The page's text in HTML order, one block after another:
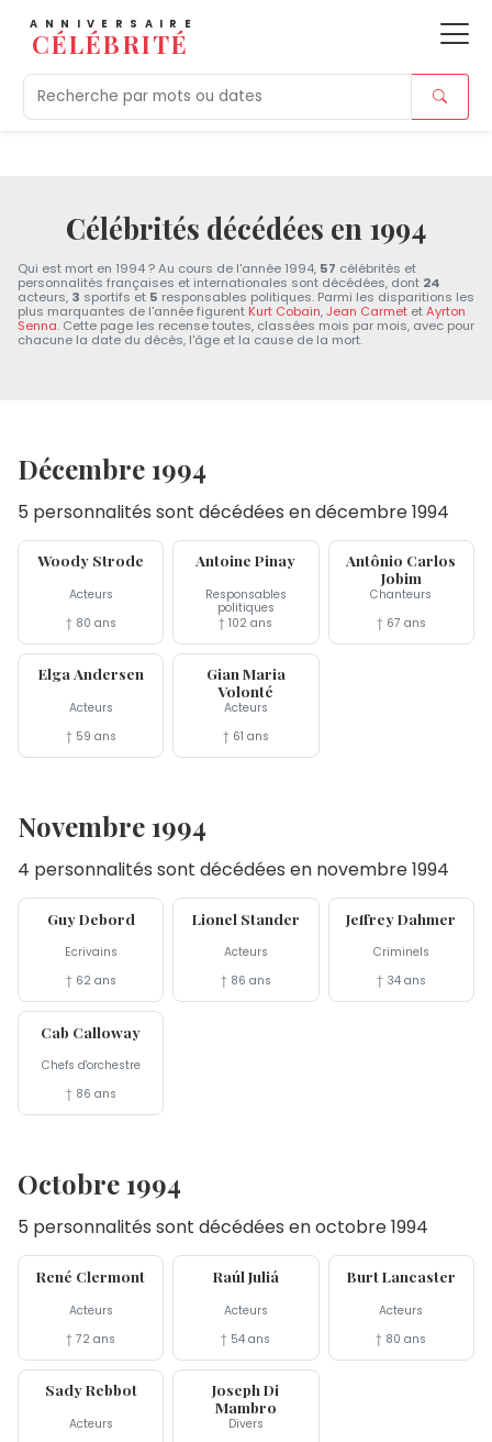
ANNIVERSAIRE
CÉLÉBRITÉ
Aujourd'hui Tendances Morts
Célébrités décédées en 1994
Qui est mort en 1994 ? Au cours de l'année 1994, 57 célébrités et
personnalités françaises et internationales sont décédées, dont 24
acteurs, 3 sportifs et 5 responsables politiques. Parmi les disparitions les
plus marquantes de l'année figurent Kurt Cobain,Jean Carmet etAyrton
Senna. Cette page les recense toutes, classées mois par mois, avec pour
chacune la date du décès, l'âge et la cause de la mort.
Décembre 1994
5 personnalités sont décédées en décembre 1994
31 déc
Woody Strode
Acteurs
† 80 ans
Antoine Pinay
Responsables
politiques
† 102 ans
Antônio Carlos
Jobim
Chanteurs
† 67 ans
7 déc
Elga Andersen
Acteurs
† 59 ans
6 déc
Gian Maria
Volonté
Acteurs
† 61 ans
Novembre 1994
4 personnalités sont décédées en novembre 1994
30 nov
Guy Debord
Écrivains
† 62 ans
Lionel Stander
Acteurs
† 86 ans
Jeffrey Dahmer
Criminels
† 34 ans
18 nov
Cab Calloway
Chefs d'orchestre
† 86 ans
Octobre 1994
5 personnalités sont décédées en octobre 1994
24 oct
René Clermont
Acteurs
† 72 ans
Raúl Juliá
Acteurs
† 54 ans
Burt Lancaster
Acteurs
† 80 ans
12 oct
Sady Rebbot
Acteurs
5 oct
Joseph Di
Mambro
Divers